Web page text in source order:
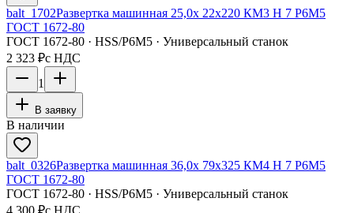
balt_1702Развертка машинная 25,0х 22х220 КМ3 H 7 Р6М5
ГОСТ 1672-80
ГОСТ 1672-80 · HSS/Р6М5 · Универсальный станок
2 323 ₽с НДС
1
В заявку
В наличии
balt_0326Развертка машинная 36,0х 79х325 КМ4 H 7 Р6М5
ГОСТ 1672-80
ГОСТ 1672-80 · HSS/Р6М5 · Универсальный станок